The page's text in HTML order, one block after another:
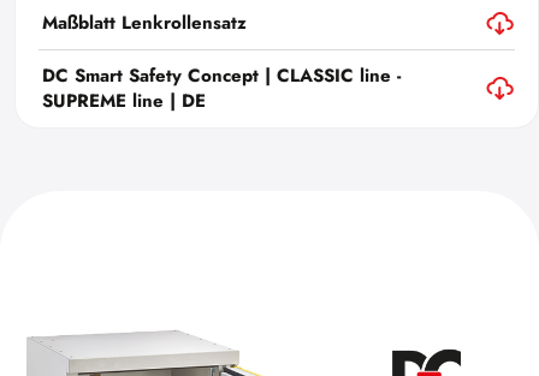
Maßblatt Lenkrollensatz
DC Smart Safety Concept | CLASSIC line -
SUPREME line | DE